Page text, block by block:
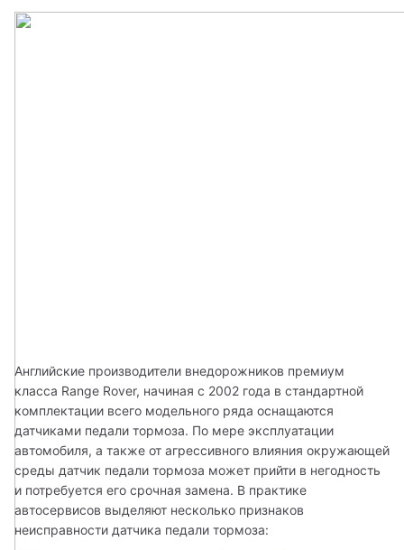
Английские производители внедорожников премиум
класса Range Rover, начиная с 2002 года в стандартной
комплектации всего модельного ряда оснащаются
датчиками педали тормоза. По мере эксплуатации
автомобиля, а также от агрессивного влияния окружающей
среды датчик педали тормоза может прийти в негодность
и потребуется его срочная замена. В практике
автосервисов выделяют несколько признаков
неисправности датчика педали тормоза: